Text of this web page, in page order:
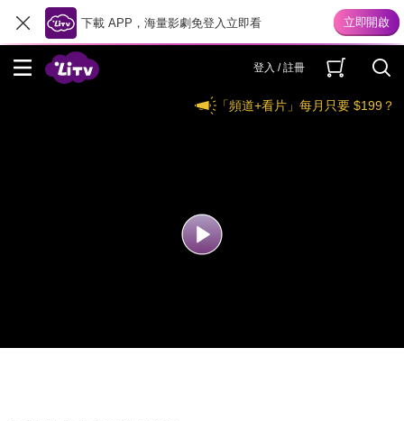
下載 APP，海量影劇免登入立即看
登入 / 註冊
「頻道+看片」每月只要 $199？